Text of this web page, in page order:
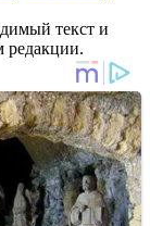
текст и
редакции.